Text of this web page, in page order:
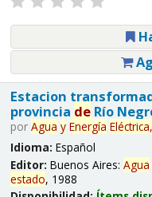
Estacion
provincia deRío
por Agua y Energía Eléctrica,
Idioma: Español
Editor: Buenos Aires: Agua
estado, 1988